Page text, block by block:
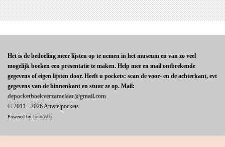
Het is de bedoeling meer lijsten op te nemen in het museum en van zo veel
mogelijk boeken een presentatie te maken. Help mee en mail ontbrekende
gegevens of eigen lijsten door. Heeft u pockets: scan de voor- en de achterkant, evt
gegevens van de binnenkant en stuur ze op. Mail:
depocketboekverzamelaar@gmail.com
© 2011 - 2026 Amstelpockets
Powered by JouwWeb